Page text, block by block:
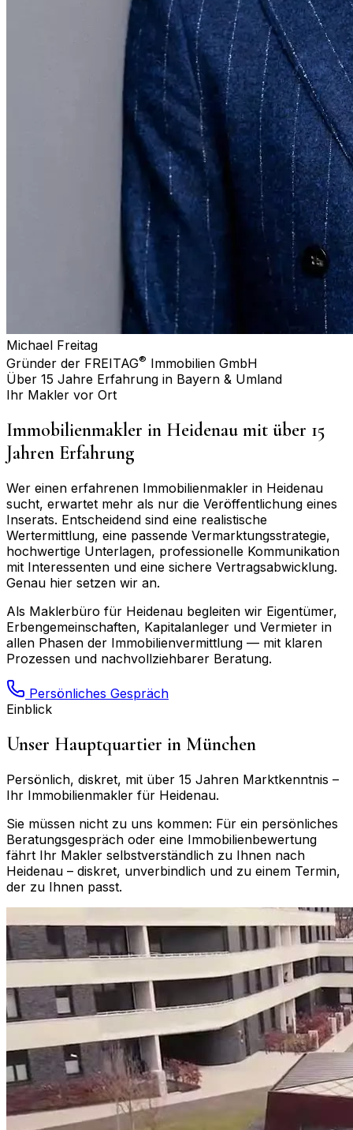
Michael Freitag
Gründer der FREITAG® Immobilien GmbH
Über 15 Jahre Erfahrung in Bayern & Umland
Ihr Makler vor Ort
Immobilienmakler in Heidenau mit über 15
Jahren Erfahrung
Wer einen erfahrenen Immobilienmakler in Heidenau
sucht, erwartet mehr als nur die Veröffentlichung eines
Inserats. Entscheidend sind eine realistische
Wertermittlung, eine passende Vermarktungsstrategie,
hochwertige Unterlagen, professionelle Kommunikation
mit Interessenten und eine sichere Vertragsabwicklung.
Genau hier setzen wir an.
Als Maklerbüro für Heidenau begleiten wir Eigentümer,
Erbengemeinschaften, Kapitalanleger und Vermieter in
allen Phasen der Immobilienvermittlung — mit klaren
Prozessen und nachvollziehbarer Beratung.
Persönliches Gespräch
Einblick
Unser Hauptquartier in München
Persönlich, diskret, mit über 15 Jahren Marktkenntnis –
Ihr Immobilienmakler für Heidenau.
Sie müssen nicht zu uns kommen: Für ein persönliches
Beratungsgespräch oder eine Immobilienbewertung
fährt Ihr Makler selbstverständlich zu Ihnen nach
Heidenau – diskret, unverbindlich und zu einem Termin,
der zu Ihnen passt.